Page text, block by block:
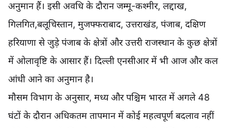
अनुमान हैं। इसी अवधि के दौरान जम्मू-कश्मीर, लद्दाख,
गिलगित,बलूचिस्तान, मुजफ्फराबाद, उत्तराखंड, पंजाब, दक्षिण
हरियाणा से जुड़े पंजाब के क्षेत्रों और उत्तरी राजस्थान के कुछ क्षेत्रों
में ओलावृष्टि के आसार हैं। दिल्ली एनसीआर में भी आज और कल
आंधी आने का अनुमान है।
मौसम विभाग के अनुसार, मध्य और पश्चिम भारत में अगले 48
घंटों के दौरान अधिकतम तापमान में कोई महत्वपूर्ण बदलाव नहीं